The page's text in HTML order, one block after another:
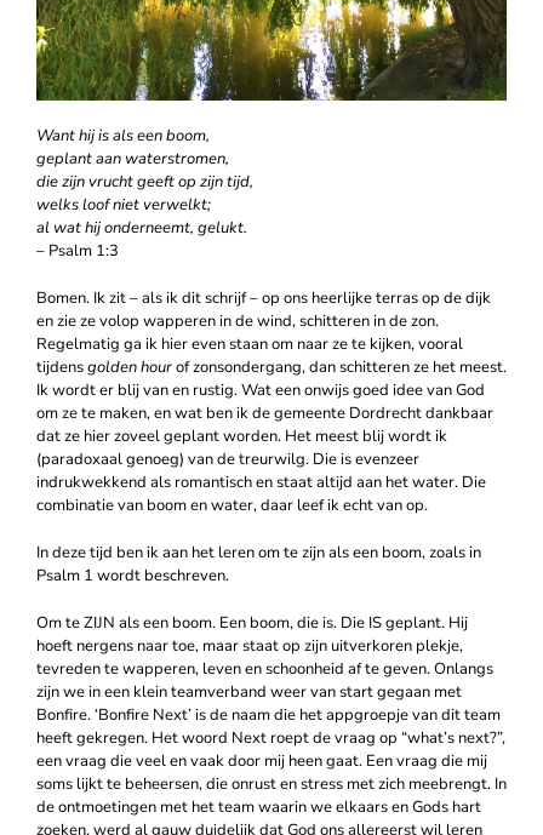
Want hij is als een boom,
geplant aan waterstromen,
die zijn vrucht geeft op zijn tijd,
welks loof niet verwelkt;
al wat hij onderneemt, gelukt.
– Psalm 1:3
Bomen. Ik zit – als ik dit schrijf – op ons heerlijke terras op de dijk
en zie ze volop wapperen in de wind, schitteren in de zon.
Regelmatig ga ik hier even staan om naar ze te kijken, vooral
tijdensgolden hourof zonsondergang, dan schitteren ze het meest.
Ik wordt er blij van en rustig. Wat een onwijs goed idee van God
om ze te maken, en wat ben ik de gemeente Dordrecht dankbaar
dat ze hier zoveel geplant worden. Het meest blij wordt ik
(paradoxaal genoeg) van de treurwilg. Die is evenzeer
indrukwekkend als romantisch en staat altijd aan het water. Die
combinatie van boom en water, daar leef ik echt van op.
In deze tijd ben ik aan het leren om te zijn als een boom, zoals in
Psalm 1 wordt beschreven.
Om te ZIJN als een boom. Een boom, die is. Die IS geplant. Hij
hoeft nergens naar toe, maar staat op zijn uitverkoren plekje,
tevreden te wapperen, leven en schoonheid af te geven. Onlangs
zijn we in een klein teamverband weer van start gegaan met
Bonfire. ‘Bonfire Next’ is de naam die het appgroepje van dit team
heeft gekregen. Het woord Next roept de vraag op “what’s next?”,
een vraag die veel en vaak door mij heen gaat. Een vraag die mij
soms lijkt te beheersen, die onrust en stress met zich meebrengt. In
de ontmoetingen met het team waarin we elkaars en Gods hart
zoeken, werd al gauw duidelijk dat God ons allereerst wil leren